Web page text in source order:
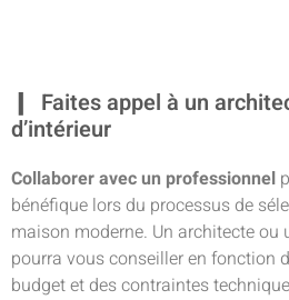
Faites appel à un
d’intérieur
Collaborer avec un professionnel
bénéfique lors du processus de
maison moderne. Un architecte ou
pourra vous conseiller en fonction
budget et des contraintes